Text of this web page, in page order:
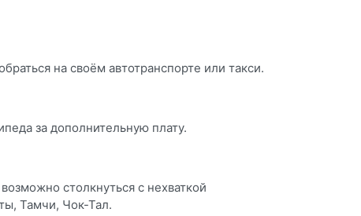
на своём автотранспорте или такси.
за дополнительную плату.
столкнуться с нехваткой
Тамчи, Чок-Тал.